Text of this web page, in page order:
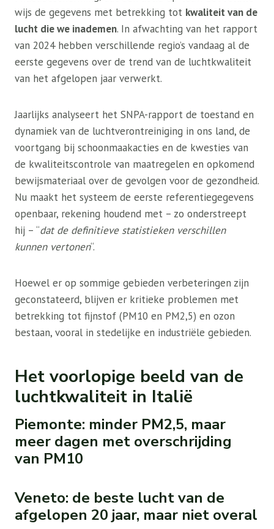
wijs de gegevens met betrekking tot kwaliteit van de
lucht die we inademen. In afwachting van het rapport
van 2024 hebben verschillende regio’s vandaag al de
eerste gegevens over de trend van de luchtkwaliteit
van het afgelopen jaar verwerkt.
Jaarlijks analyseert het SNPA-rapport de toestand en
dynamiek van de luchtverontreiniging in ons land, de
voortgang bij schoonmaakacties en de kwesties van
de kwaliteitscontrole van maatregelen en opkomend
bewijsmateriaal over de gevolgen voor de gezondheid.
Nu maakt het systeem de eerste referentiegegevens
openbaar, rekening houdend met – zo onderstreept
hij – “dat de definitieve statistieken verschillen
kunnen vertonen“.
Hoewel er op sommige gebieden verbeteringen zijn
geconstateerd, blijven er kritieke problemen met
betrekking tot fijnstof (PM10 en PM2,5) en ozon
bestaan, vooral in stedelijke en industriële gebieden.
Het voorlopige beeld van de
luchtkwaliteit in Italië
Piemonte: minder PM2,5, maar
meer dagen met overschrijding
van PM10
Veneto: de beste lucht van de
afgelopen 20 jaar, maar niet overal